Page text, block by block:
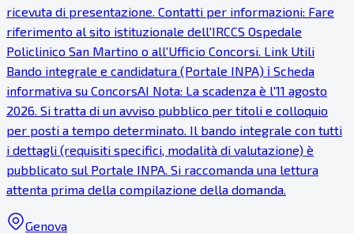
ricevuta di presentazione. Contatti per informazioni: Fare
riferimento al sito istituzionale dell'IRCCS Ospedale
Policlinico San Martino o all'Ufficio Concorsi. Link Utili
Bando integrale e candidatura (Portale INPA) ℹ Scheda
informativa su ConcorsAI Nota: La scadenza è l'11 agosto
2026. Si tratta di un avviso pubblico per titoli e colloquio
per posti a tempo determinato. Il bando integrale con tutti
i dettagli (requisiti specifici, modalità di valutazione) è
pubblicato sul Portale INPA. Si raccomanda una lettura
attenta prima della compilazione della domanda.
Genova